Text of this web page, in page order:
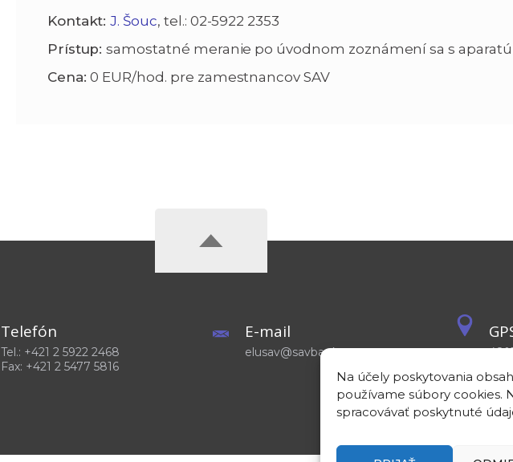
Na účely poskytovania
používame súbory cookies.
spracovávať poskytnuté
Kontakt:J. Šouc, tel.: 02-5922 2353
Prístup:samostatné meranie po úvodnom zoznámení sa s
Cena:0 EUR/hod. pre zamestnancov SAV
Telefón
Tel.: +421 2 5922 2468
Fax: +421 2 5477 5816
E-mail
elusav@savba.sk